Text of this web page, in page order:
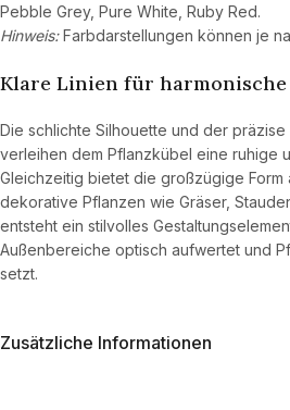
Pebble Grey, Pure White, Ruby Red.
Hinweis:Farbdarstellungen können je
Klare Linien für harmonische
Die schlichte Silhouette und der
verleihen dem Pflanzkübel eine ruhige
Gleichzeitig bietet die großzügige Form
dekorative Pflanzen wie Gräser,
entsteht ein stilvolles
Außenbereiche optisch aufwertet und
setzt.
Zusätzliche Informationen